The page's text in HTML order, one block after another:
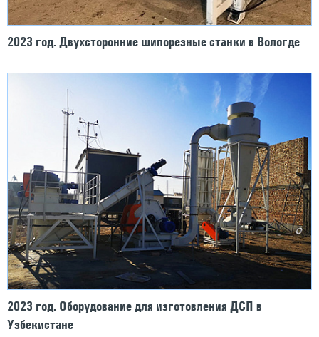
2023 год. Двухсторонние шипорезные станки в Вологде
2023 год. Оборудование для изготовления ДСП в
Узбекистане